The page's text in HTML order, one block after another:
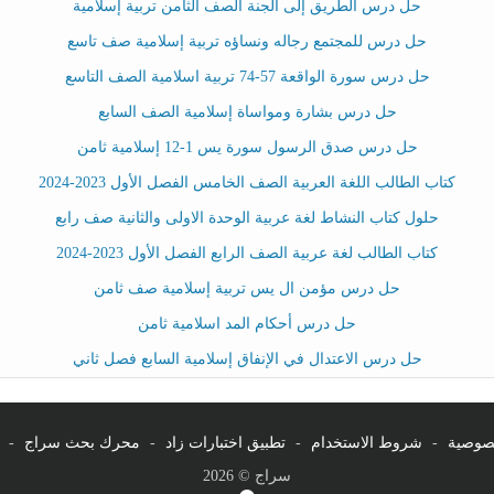
حل درس الطريق إلى الجنة الصف الثامن تربية إسلامية
حل درس للمجتمع رجاله ونساؤه تربية إسلامية صف تاسع
حل درس سورة الواقعة 57-74 تربية اسلامية الصف التاسع
حل درس بشارة ومواساة إسلامية الصف السابع
حل درس صدق الرسول سورة يس 1-12 إسلامية ثامن
كتاب الطالب اللغة العربية الصف الخامس الفصل الأول 2023-2024
حلول كتاب النشاط لغة عربية الوحدة الاولى والثانية صف رابع
كتاب الطالب لغة عربية الصف الرابع الفصل الأول 2023-2024
حل درس مؤمن ال يس تربية إسلامية صف ثامن
حل درس أحكام المد اسلامية ثامن
حل درس الاعتدال في الإنفاق إسلامية السابع فصل ثاني
- شروط الاستخدام - تطبيق اختبارات زاد - محرك بحث سراج -
سراج © 2026